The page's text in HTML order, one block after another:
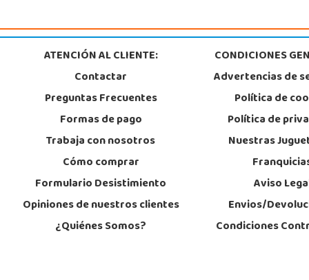
03509, Finestrat
Localizar Tienda
Avenida Molino de la Vega, C.C. Puerta del Odiel, Pol. Pesquero Norte, Nave
959 541 845
Localizar Tienda
STOCK DISPONIBLE
ATENCIÓN AL CLIENTE:
Contactar
Preguntas Frecuentes
Formas de pago
Trabaja con nosotros
Cómo comprar
Formulario Desistimiento
Opiniones de nuestros clientes
¿Quiénes Somos?
CONDICIONES
Advertencias de
Política de
Política de
Nuestras
Aviso
Envios/
Condiciones